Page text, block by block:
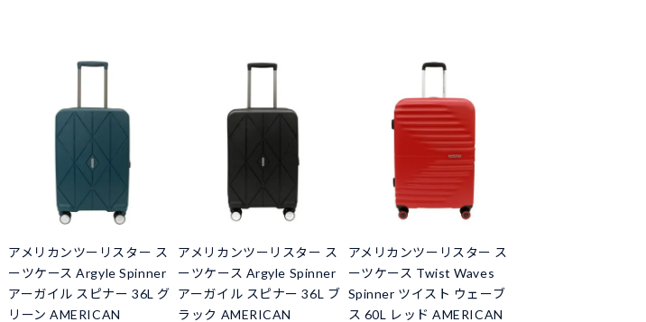
アメリカンツーリスター ス
ーツケース Argyle Spinner
アーガイル スピナー 36L グ
リーン AMERICAN
アメリカンツーリスター ス
ーツケース Argyle Spinner
アーガイル スピナー 36L ブ
ラック AMERICAN
アメリカンツーリスター ス
ーツケース Twist Waves
Spinner ツイスト ウェーブ
ス 60L レッド AMERICAN